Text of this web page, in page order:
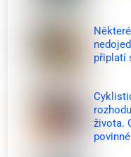
připlatí
života.